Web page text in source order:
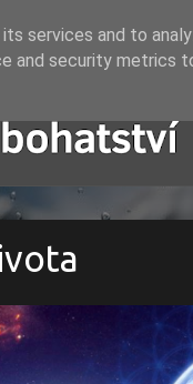
services and to
and security metrics